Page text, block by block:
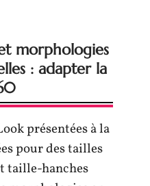
morphologies
: adapter la
présentées à la
pour des tailles
taille-hanches